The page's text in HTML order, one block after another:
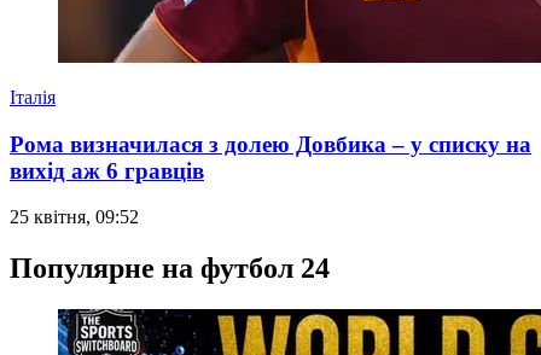
Італія
Рома визначилася з долею Довбика – у списку на
вихід аж 6 гравців
25 квітня, 09:52
Популярне на футбол 24